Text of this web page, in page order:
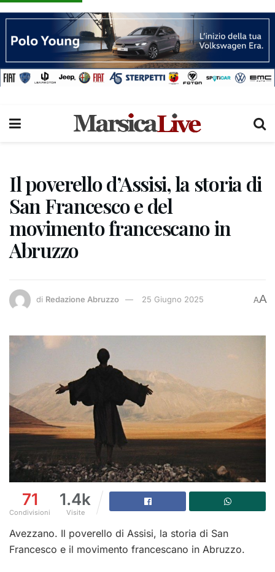
Il poverello d’Assisi, la storia di
San Francesco e del
movimento francescano in
Abruzzo
di Redazione Abruzzo 25 Giugno 2025 AA
71
Condivisioni
1.4k
Visite
Avezzano. Il poverello di Assisi, la storia di San
Francesco e il movimento francescano in Abruzzo.